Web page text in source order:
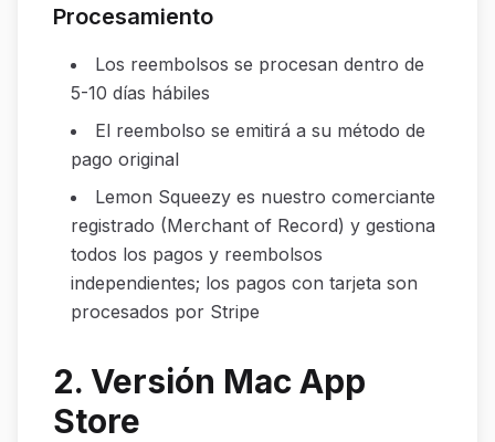
Procesamiento
Los reembolsos se procesan dentro de
5-10 días hábiles
El reembolso se emitirá a su método de
pago original
Lemon Squeezy es nuestro comerciante
registrado (Merchant of Record) y gestiona
todos los pagos y reembolsos
independientes; los pagos con tarjeta son
procesados por Stripe
2. Versión Mac App
Store